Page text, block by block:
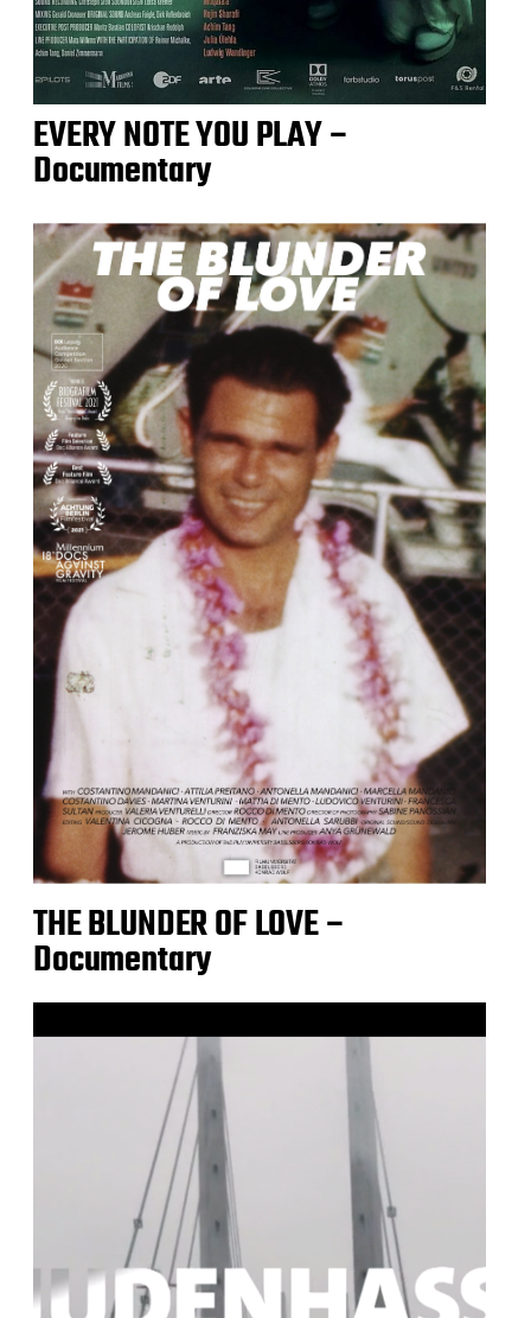
EVERY NOTE YOU PLAY –
Documentary
THE BLUNDER OF LOVE –
Documentary